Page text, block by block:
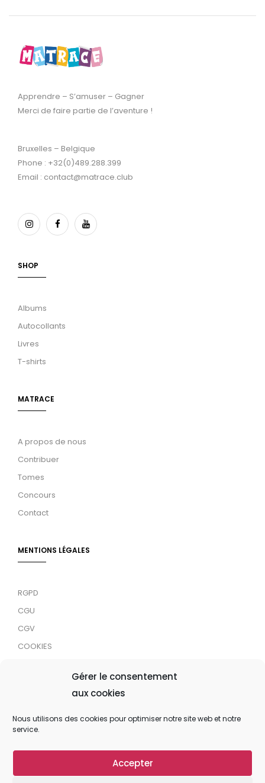
Gérer le consentement
aux cookies
Nous utilisons des cookies pour optimiser notre site web et notre
service.
Accepter
Apprendre – S’amuser – Gagner
Merci de faire partie de l’aventure !
Bruxelles – Belgique
Phone : +32(0)489.288.399
Email : contact@matrace.club
SHOP
Albums
Autocollants
Livres
T-shirts
MATRACE
A propos de nous
Contribuer
Tomes
Concours
Contact
MENTIONS LÉGALES
RGPD
CGU
CGV
COOKIES